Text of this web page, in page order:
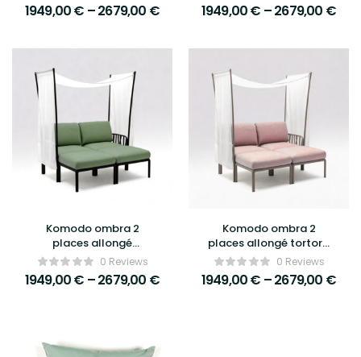
1949,00€ –2679,00 € 1949,00€ –2679,00 €
Komodo ombra 2
places allongé
antracite – Nardi
0 Reviews
1949,00€ –2679,00 €
Komodo ombra 2
places allongé tortora
– Nardi0 Reviews
1949,00€ –2679,00 €